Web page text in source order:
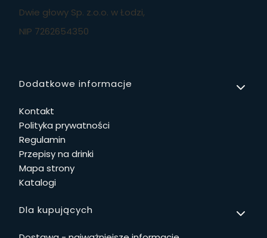
Dwie głowy Sp. z.o.o. w Łodzi,
NIP 7262654350
Linki w stopce
Dodatkowe informacje
Kontakt
Polityka prywatności
Regulamin
Przepisy na drinki
Mapa strony
Katalogi
Dla kupujących